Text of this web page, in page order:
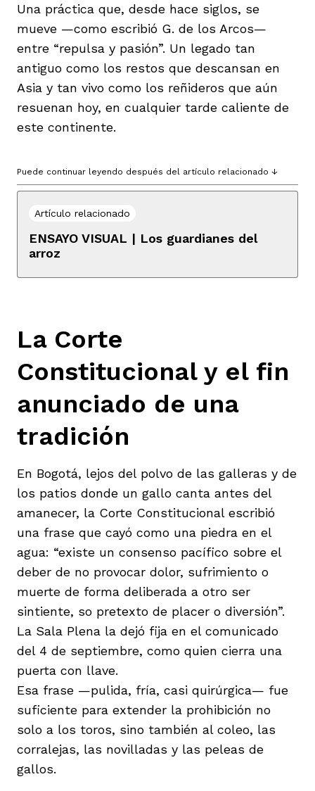
Una práctica que, desde hace siglos, se
mueve —como escribió G. de los Arcos—
entre “repulsa y pasión”. Un legado tan
antiguo como los restos que descansan en
Asia y tan vivo como los reñideros que aún
resuenan hoy, en cualquier tarde caliente de
este continente.
Puede continuar leyendo después del artículo relacionado ↓
Artículo relacionado
ENSAYO VISUAL | Los guardianes del
arroz
La Corte
Constitucional y el fin
anunciado de una
tradición
En Bogotá, lejos del polvo de las galleras y de
los patios donde un gallo canta antes del
amanecer, la Corte Constitucional escribió
una frase que cayó como una piedra en el
agua: “existe un consenso pacífico sobre el
deber de no provocar dolor, sufrimiento o
muerte de forma deliberada a otro ser
sintiente, so pretexto de placer o diversión”.
La Sala Plena la dejó fija en el comunicado
del 4 de septiembre, como quien cierra una
puerta con llave.
Esa frase —pulida, fría, casi quirúrgica— fue
suficiente para extender la prohibición no
solo a los toros, sino también al coleo, las
corralejas, las novilladas y las peleas de
gallos.